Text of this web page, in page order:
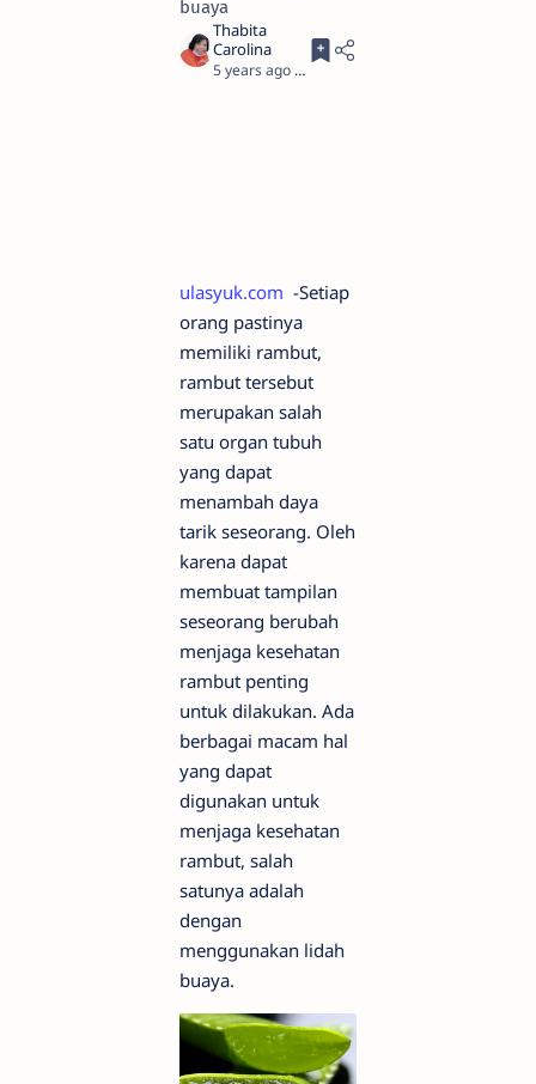
buaya
5 years ago 3
ulasyuk.com -Setiap
orang pastinya
memiliki rambut,
rambut tersebut
merupakan salah
satu organ tubuh
yang dapat
menambah daya
tarik seseorang. Oleh
karena dapat
membuat tampilan
seseorang berubah
menjaga kesehatan
rambut penting
untuk dilakukan. Ada
berbagai macam hal
yang dapat
digunakan untuk
menjaga kesehatan
rambut, salah
satunya adalah
dengan
menggunakan lidah
buaya.